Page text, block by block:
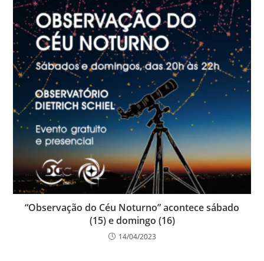
“Observação do Céu Noturno” acontece sábado
(15) e domingo (16)
14/04/2023